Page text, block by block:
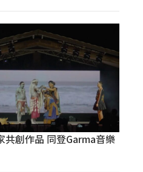
共創作品 同登Garma音樂